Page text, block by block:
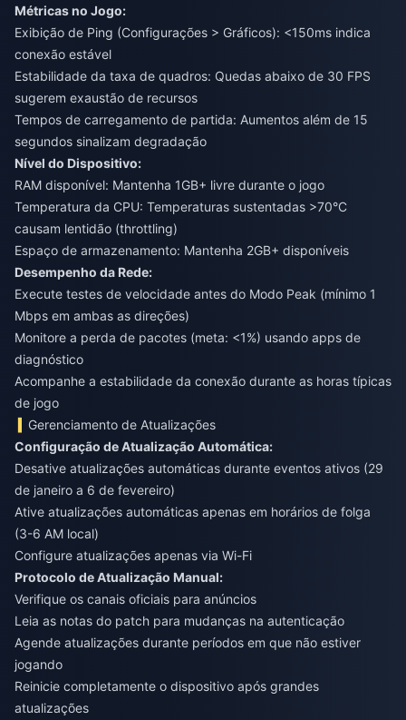
Métricas no Jogo:
Exibição de Ping (Configurações > Gráficos): <150ms indica
conexão estável
Estabilidade da taxa de quadros: Quedas abaixo de 30 FPS
sugerem exaustão de recursos
Tempos de carregamento de partida: Aumentos além de 15
segundos sinalizam degradação
Nível do Dispositivo:
RAM disponível: Mantenha 1GB+ livre durante o jogo
Temperatura da CPU: Temperaturas sustentadas >70°C
causam lentidão (throttling)
Espaço de armazenamento: Mantenha 2GB+ disponíveis
Desempenho da Rede:
Execute testes de velocidade antes do Modo Peak (mínimo 1
Mbps em ambas as direções)
Monitore a perda de pacotes (meta: <1%) usando apps de
diagnóstico
Acompanhe a estabilidade da conexão durante as horas típicas
de jogo
Gerenciamento de Atualizações
Configuração de Atualização Automática:
Desative atualizações automáticas durante eventos ativos (29
de janeiro a 6 de fevereiro)
Ative atualizações automáticas apenas em horários de folga
(3-6 AM local)
Configure atualizações apenas via Wi-Fi
Protocolo de Atualização Manual:
Verifique os canais oficiais para anúncios
Leia as notas do patch para mudanças na autenticação
Agende atualizações durante períodos em que não estiver
jogando
Reinicie completamente o dispositivo após grandes
atualizações